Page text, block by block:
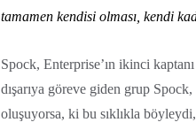
tamamen kendisi olması, kendi
Spock, Enterprise’ın ikinci
dışarıya göreve giden grup
oluşuyorsa, ki bu sıklıkla